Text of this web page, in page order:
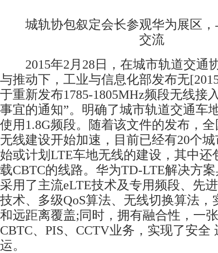
城轨协包叙定会长参观华为展区，
交流
2015年2月28日，在城市轨道交通
与推动下，工业与信息化部发布无
于重新发布1785-1805MHz频段无线接
事宜的通知”。明确了城市轨道交通车
使用1.8G频段。随着该文件的发布，
无线建设开始加速，目前已经有20个
始或计划LTE车地无线的建设，其中还
载CBTC的线路。华为TD-LTE解决方
采用了主流eLTE技术及专用频段、先
技术、多级QoS算法、无线切换算法，
和远距离覆盖;同时，拥有融合性，一
CBTC、PIS、CCTV业务，实现了安全
运。